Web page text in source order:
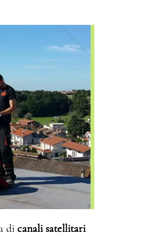
di canali satellitari